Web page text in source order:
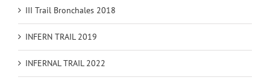
III Trail Bronchales 2018
INFERN TRAIL 2019
INFERNAL TRAIL 2022